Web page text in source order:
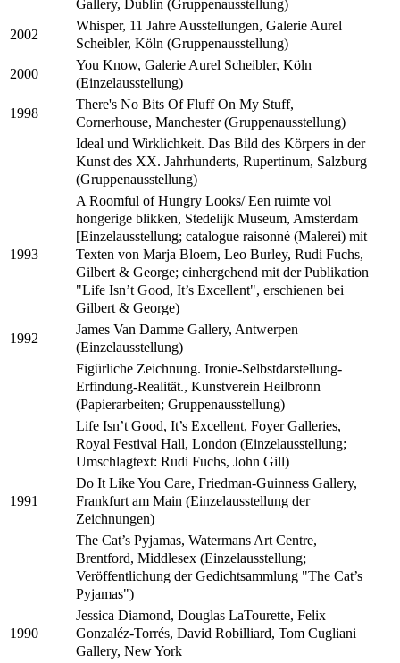
Gallery, Dublin (Gruppenausstellung)
2002
Whisper, 11 Jahre Ausstellungen, Galerie Aurel
Scheibler, Köln (Gruppenausstellung)
2000
You Know, Galerie Aurel Scheibler, Köln
(Einzelausstellung)
1998
There's No Bits Of Fluff On My Stuff,
Cornerhouse, Manchester (Gruppenausstellung)
Ideal und Wirklichkeit. Das Bild des Körpers in der
Kunst des XX. Jahrhunderts, Rupertinum, Salzburg
(Gruppenausstellung)
1993
A Roomful of Hungry Looks/ Een ruimte vol
hongerige blikken, Stedelijk Museum, Amsterdam
[Einzelausstellung; catalogue raisonné (Malerei) mit
Texten von Marja Bloem, Leo Burley, Rudi Fuchs,
Gilbert & George; einhergehend mit der Publikation
"Life Isn’t Good, It’s Excellent", erschienen bei
Gilbert & George)
1992
James Van Damme Gallery, Antwerpen
(Einzelausstellung)
Figürliche Zeichnung. Ironie-Selbstdarstellung-
Erfindung-Realität., Kunstverein Heilbronn
(Papierarbeiten; Gruppenausstellung)
Life Isn’t Good, It’s Excellent, Foyer Galleries,
Royal Festival Hall, London (Einzelausstellung;
Umschlagtext: Rudi Fuchs, John Gill)
1991
Do It Like You Care, Friedman-Guinness Gallery,
Frankfurt am Main (Einzelausstellung der
Zeichnungen)
The Cat’s Pyjamas, Watermans Art Centre,
Brentford, Middlesex (Einzelausstellung;
Veröffentlichung der Gedichtsammlung "The Cat’s
Pyjamas")
1990
Jessica Diamond, Douglas LaTourette, Felix
Gonzaléz-Torrés, David Robilliard, Tom Cugliani
Gallery, New York